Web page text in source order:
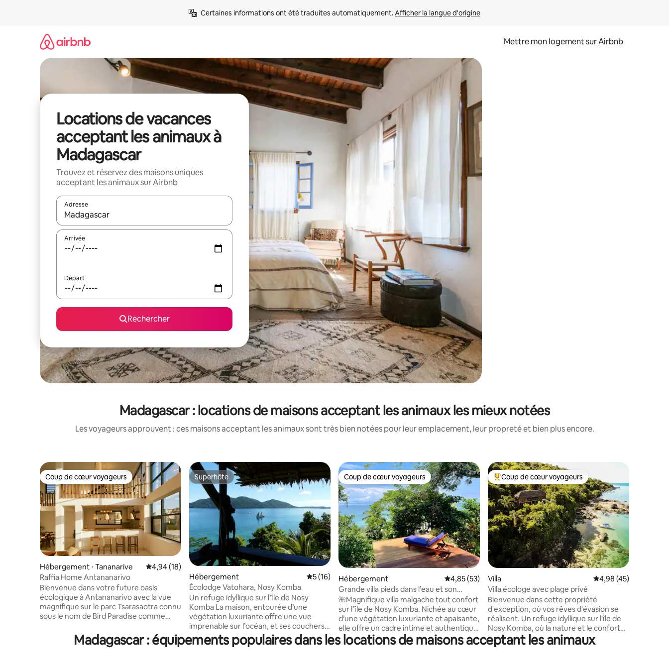
Certaines informations ont été traduites automatiquement. Afficher la langue d'origine
Mettre mon logement sur Airbnb
Locations de vacances
acceptant les animaux à
Madagascar
Trouvez et réservez des maisons uniques
acceptant les animaux sur Airbnb
Adresse
Lorsque les résultats s'affichent, utilisez les flèches vers le haut et vers le bas pour les parcourir ou en appuyant et en faisant glisser.
Arrivée
Départ
Rechercher
Madagascar : locations de maisons acceptant les animaux les mieux notées
Les voyageurs approuvent : ces maisons acceptant les animaux sont très bien notées pour leur emplacement, leur propreté et bien plus encore.
Coup de cœur voyageurs
Coup de cœur voyageurs
Hébergement ⋅ Tananarive Évaluation moyenne sur la base de 18 commentaires : 4,94 sur 5
4,94 (18)
Raffia Home Antananarivo
Bienvenue dans votre future oasis
écologique à Antananarivo avec la vue
magnifique sur le parc Tsarasaotra connu
sous le nom de Bird Paradise comme
incarne l'essence de la vie minimaliste
tout en adoptant le meilleur dans le
Superhôte
Superhôte
Hébergement Évaluation moyenne sur la base de 16 commentaires : 5 sur 5
5 (16)
Écolodge Vatohara, Nosy Komba
Un refuge idyllique sur l’île de Nosy
Komba La maison, entourée d’une
végétation luxuriante offre une vue
imprenable sur l’océan, et ses couchers
de soleil 2 petites plages en contrebas
quasi désertes où vous pourrez nager
Coup de cœur voyageurs
Coup de cœur voyageurs
Hébergement Évaluation moyenne sur la base de 53 commentaires : 4,85 sur 5
4,85 (53)
Grande villa pieds dans l’eau et son
bungalow
🌺Magnifique villa malgache tout confort
sur l’île de Nosy Komba. Nichée au cœur
d’une végétation luxuriante et apaisante,
elle offre un cadre intime et authentique.
Un bungalow annexe avec une salle de
bain complète l’ensemble, idéal pour les
Coups de cœur voyageurs les plus appréciés
Coup de cœur voyageurs
Villa Évaluation moyenne
4,98 (45)
Villa écologe avec plage privé
Bienvenue dans cette propriété
d'exception, où vos rêves d'évasion se
réalisent. Un refuge idyllique sur l'île de
Nosy Komba, où la nature et le confort
s'entrelacent pour une expérience
unique. Sur un terrain de 2,5 hectares le
Madagascar : équipements populaires dans les locations de maisons acceptant les animaux